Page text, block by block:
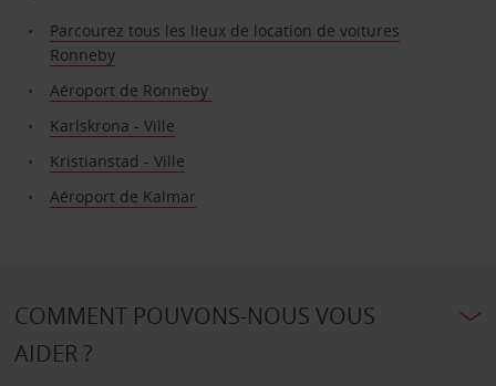
Parcourez tous les lieux de location de voitures
Ronneby
Aéroport de Ronneby
Karlskrona - Ville
Kristianstad - Ville
Aéroport de Kalmar
COMMENT POUVONS-NOUS VOUS
AIDER ?